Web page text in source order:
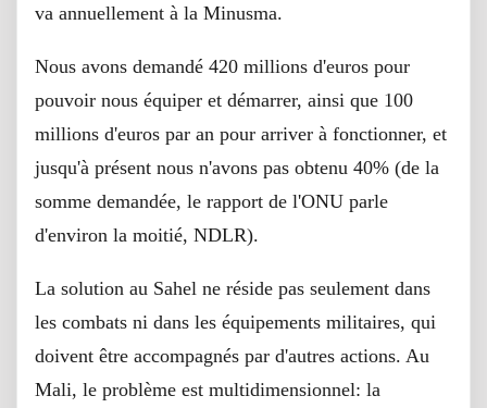
va annuellement à la Minusma.
Nous avons demandé 420 millions d'euros pour
pouvoir nous équiper et démarrer, ainsi que 100
millions d'euros par an pour arriver à fonctionner, et
jusqu'à présent nous n'avons pas obtenu 40% (de la
somme demandée, le rapport de l'ONU parle
d'environ la moitié, NDLR).
La solution au Sahel ne réside pas seulement dans
les combats ni dans les équipements militaires, qui
doivent être accompagnés par d'autres actions. Au
Mali, le problème est multidimensionnel: la